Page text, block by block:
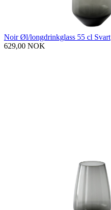
Noir Øl/longdrinkglass 55 cl Svart
629,00 NOK